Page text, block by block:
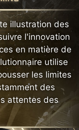
illustration des
l'innovation
en matière de
utilise
les limites
des
attentes des